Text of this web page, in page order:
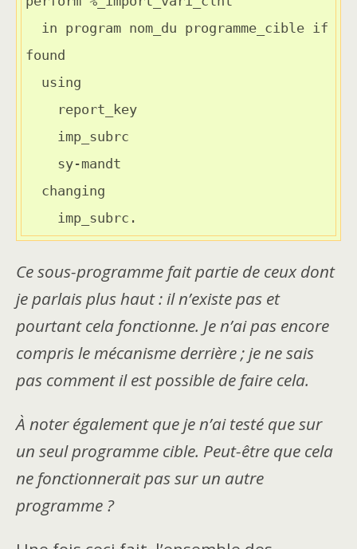
found
    imp_subrc.
Ce sous-programme fait partie de ceux dont
je parlais plus haut : il n’existe pas et
pourtant cela fonctionne. Je n’ai pas encore
compris le mécanisme derrière ; je ne sais
pas comment il est possible de faire cela.
À noter également que je n’ai testé que sur
un seul programme cible. Peut-être que cela
ne fonctionnerait pas sur un autre
programme ?